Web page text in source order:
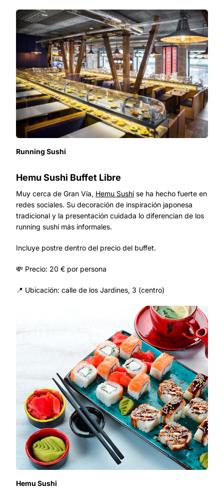
Running Sushi
Hemu Sushi Buffet Libre
Muy cerca de Gran Vía, Hemu Sushi se ha hecho fuerte en
redes sociales. Su decoración de inspiración japonesa
tradicional y la presentación cuidada lo diferencian de los
running sushi más informales.
Incluye postre dentro del precio del buffet.
💸 Precio: 20 € por persona
📍 Ubicación: calle de los Jardines, 3 (centro)
Hemu Sushi